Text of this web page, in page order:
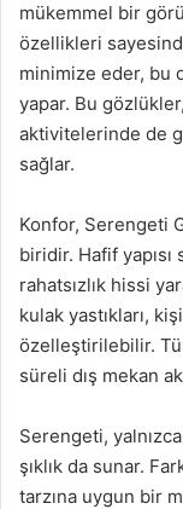
mükemmel bir
özellikleri
minimize eder, bu
yapar. Bu
aktivitelerinde de
sağlar.
Konfor, Serengeti
biridir. Hafif
rahatsızlık hissi
kulak yastıkları,
özelleştirilebilir.
süreli dış mekan
Serengeti,
şıklık da sunar.
tarzına uygun bir